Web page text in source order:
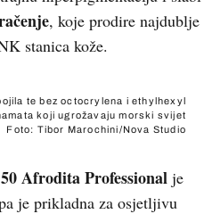
, koje prodire najdublje
stanica kože.
te bez octocrylena i ethylhexyl
koji ugrožavaju morski svijet
Foto: Tibor Marochini/Nova Studio
Afrodita Professional je
je prikladna za osjetljivu